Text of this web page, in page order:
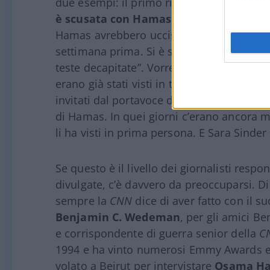
è scusata con Hamas
Hamas avrebbero ucciso barbaramente
settimana prima. Si è scusata di aver
teste decapitate”. Vorrei ricordare che il
erano già stati visti in tutto il mondo e i
invitati dal portavoce dell’esercito a
di Hamas. In quei giorni c’erano ancora
li ha visti in prima persona. E Sara
Se questo è il livello dei giornalisti
divulgate, c’è davvero da preoccuparsi.
sempre la CNN dice di aver fatto con il
Benjamin C. Wedeman, per gli amici
e corrispondente di guerra senior della
1994 e ha vinto numerosi Emmy
volato a Beirut per intervistare Osama